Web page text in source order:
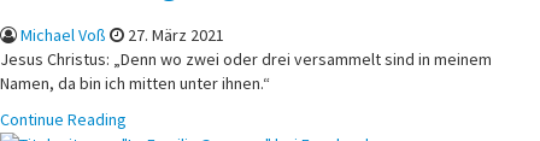
Michael Voß
27. März 2021
Jesus Christus: „Denn wo zwei oder drei versammelt sind in meinem
Namen, da bin ich mitten unter ihnen.“
Continue Reading